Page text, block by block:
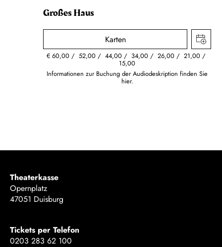
Großes Haus
Karten
€60,00 52,00 44,00 34,00 26,00 21,00
15,00
Informationen zur Buchung der Audiodeskription finden Sie
hier.
Theaterkasse
Opernplatz
47051 Duisburg
Tickets per Telefon
0203 283 62 100